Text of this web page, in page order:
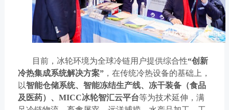
目前，冰轮环境为全球冷链用户提供综合性“创新
冷热集成系统解决方案”，在传统冷热设备的基础上，
以智能仓储系统、智能冻结生产线、冻干装备（食品
及医药）、 MICC冰轮智汇云平台等为技术延伸，满